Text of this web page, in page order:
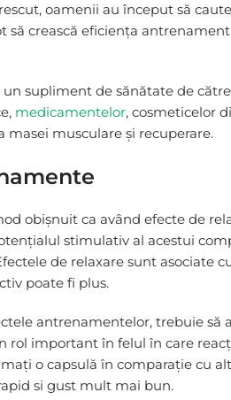
oamenii au început să
crească eficiența
supliment de sănătate de
medicamentelor, cosmeticelor
musculare și recuperare.
obișnuit ca având efecte de
stimulativ al acestui
de relaxare sunt asociate
poate fi plus.
antrenamentelor, trebuie
rol important în felul în care
o capsulă în comparație cu
si gust mult mai bun.